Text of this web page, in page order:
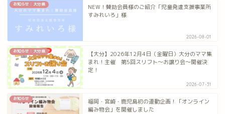
お知らせ：大分県
NEW！賛助会員様のご紹介「児童発達支援事業所
すみれいろ」様
2026-08-01
お知らせ：大分県
【大分】2026年12月4日（金曜日）大分のママ集
まれ！主催 第5回スリフト〜お譲り会〜開催決
定！
2026-07-31
お知らせ
福岡・宮崎・鹿児島初の連動企画！「オンライン
編み物会」を開催しました